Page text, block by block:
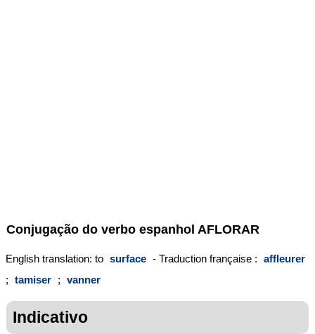
Conjugação do verbo espanhol AFLORAR
English translation: to surface - Traduction française : affleurer
; tamiser ; vanner
Indicativo